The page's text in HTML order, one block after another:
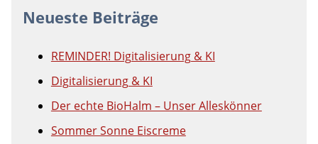
Neueste Beiträge
REMINDER! Digitalisierung & KI
Digitalisierung & KI
Der echte BioHalm – Unser Alleskönner
Sommer Sonne Eiscreme